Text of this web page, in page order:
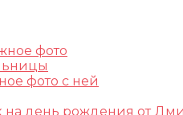
фото
фото с ней
на день рождения от